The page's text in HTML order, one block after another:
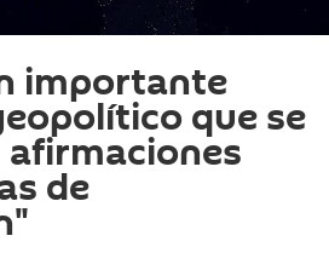
importante
que se
afirmaciones
de